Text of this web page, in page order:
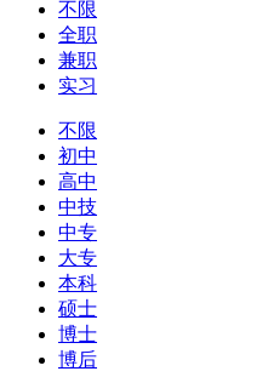
不限
全职
兼职
实习
不限
初中
高中
中技
中专
大专
本科
硕士
博士
博后